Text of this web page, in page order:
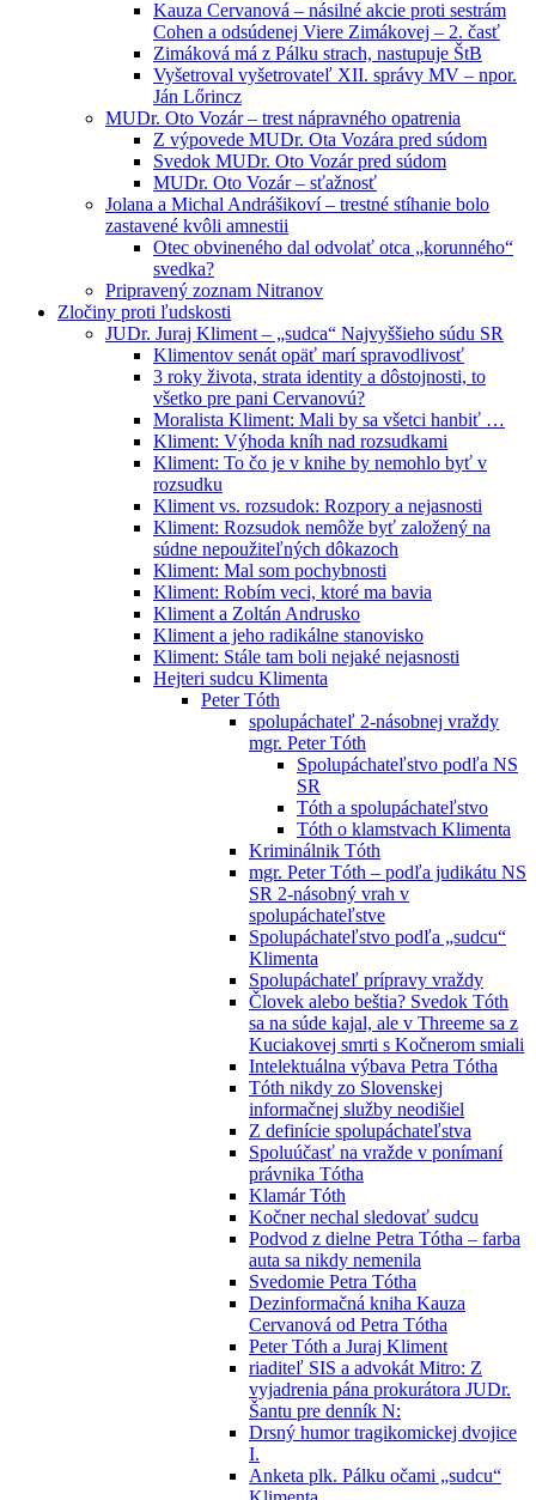
Kauza Cervanová – násilné akcie proti sestrám
Cohen a odsúdenej Viere Zimákovej – 2. časť
Zimáková má z Pálku strach, nastupuje ŠtB
Vyšetroval vyšetrovateľ XII. správy MV – npor.
Ján Lőrincz
MUDr. Oto Vozár – trest nápravného opatrenia
Z výpovede MUDr. Ota Vozára pred súdom
Svedok MUDr. Oto Vozár pred súdom
MUDr. Oto Vozár – sťažnosť
Jolana a Michal Andrášikoví – trestné stíhanie bolo
zastavené kvôli amnestii
Otec obvineného dal odvolať otca „korunného“
svedka?
Pripravený zoznam Nitranov
Zločiny proti ľudskosti
JUDr. Juraj Kliment – „sudca“ Najvyššieho súdu SR
Klimentov senát opäť marí spravodlivosť
3 roky života, strata identity a dôstojnosti, to
všetko pre pani Cervanovú?
Moralista Kliment: Mali by sa všetci hanbiť …
Kliment: Výhoda kníh nad rozsudkami
Kliment: To čo je v knihe by nemohlo byť v
rozsudku
Kliment vs. rozsudok: Rozpory a nejasnosti
Kliment: Rozsudok nemôže byť založený na
súdne nepoužiteľných dôkazoch
Kliment: Mal som pochybnosti
Kliment: Robím veci, ktoré ma bavia
Kliment a Zoltán Andrusko
Kliment a jeho radikálne stanovisko
Kliment: Stále tam boli nejaké nejasnosti
Hejteri sudcu Klimenta
Peter Tóth
spolupáchateľ 2-násobnej vraždy
mgr. Peter Tóth
Spolupáchateľstvo podľa NS
SR
Tóth a spolupáchateľstvo
Tóth o klamstvach Klimenta
Kriminálnik Tóth
mgr. Peter Tóth – podľa judikátu NS
SR 2-násobný vrah v
spolupáchateľstve
Spolupáchateľstvo podľa „sudcu“
Klimenta
Spolupáchateľ prípravy vraždy
Človek alebo beštia? Svedok Tóth
sa na súde kajal, ale v Threeme sa z
Kuciakovej smrti s Kočnerom smiali
Intelektuálna výbava Petra Tótha
Tóth nikdy zo Slovenskej
informačnej služby neodišiel
Z definície spolupáchateľstva
Spoluúčasť na vražde v ponímaní
právnika Tótha
Klamár Tóth
Kočner nechal sledovať sudcu
Podvod z dielne Petra Tótha – farba
auta sa nikdy nemenila
Svedomie Petra Tótha
Dezinformačná kniha Kauza
Cervanová od Petra Tótha
Peter Tóth a Juraj Kliment
riaditeľ SIS a advokát Mitro: Z
vyjadrenia pána prokurátora JUDr.
Šantu pre denník N:
Drsný humor tragikomickej dvojice
I.
Anketa plk. Pálku očami „sudcu“